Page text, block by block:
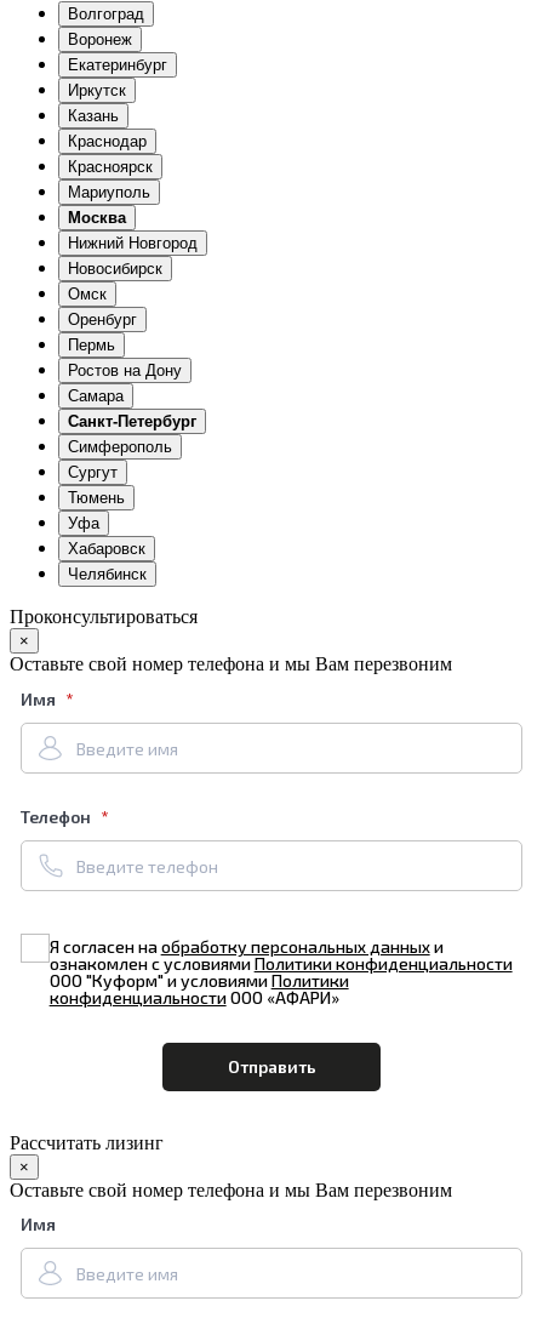
Волгоград
Воронеж
Екатеринбург
Иркутск
Казань
Краснодар
Красноярск
Мариуполь
Москва
Нижний Новгород
Новосибирск
Омск
Оренбург
Пермь
Ростов на Дону
Самара
Санкт-Петербург
Симферополь
Сургут
Тюмень
Уфа
Хабаровск
Челябинск
Проконсультироваться
×
Оставьте свой номер телефона и мы Вам перезвоним
Имя
Телефон
Я согласен наобработку персональных данныхи
ознакомлен с условиямиПолитики конфиденциальности
ООО "Куформ" и условиямиПолитики
конфиденциальностиООО «АФАРИ»
Рассчитать лизинг
×
Оставьте свой номер телефона и мы Вам перезвоним
Имя